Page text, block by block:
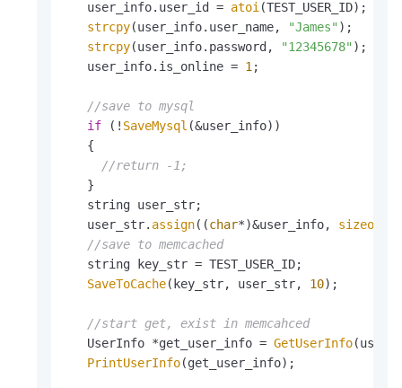
   user_info.user_id =
atoi (TEST_USER_ID);
strcpy(user_info.user_name, "James" );
strcpy(user_info.password, "12345678" );
   user_info.is_online =
1 ;
//save to mysql
if (! SaveMysql (&user_info))
   {
//return -1;
   }
   string user_str;
   user_str.
assign((char*)&user_info, sizeof
//save to memcached
   string key_str = TEST_USER_ID;
SaveToCache(key_str, user_str, 10);
//start get, exist in memcahced
   UserInfo *get_user_info =
GetUserInfo
PrintUserInfo(get_user_info);